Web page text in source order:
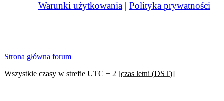
Warunki użytkowania | Polityka prywatności
Strona główna forum
Wszystkie czasy w strefie UTC + 2 [czas letni (DST)]